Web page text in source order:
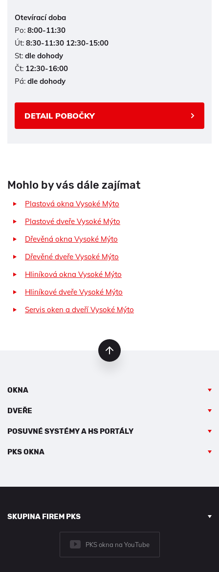
Otevírací doba
Po: 8:00-11:30
Út: 8:30-11:30 12:30-15:00
St: dle dohody
Čt: 12:30-16:00
Pá: dle dohody
DETAIL POBOČKY
Mohlo by vás dále zajímat
Plastová okna Vysoké Mýto
Plastové dveře Vysoké Mýto
Dřevěná okna Vysoké Mýto
Dřevěné dveře Vysoké Mýto
Hliníková okna Vysoké Mýto
Hliníkové dveře Vysoké Mýto
Servis oken a dveří Vysoké Mýto
OKNA
DVEŘE
POSUVNÉ SYSTÉMY A HS PORTÁLY
PKS OKNA
SKUPINA FIREM PKS
PKS okna na YouTube